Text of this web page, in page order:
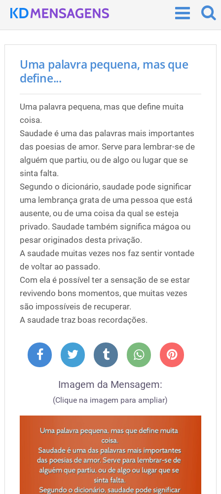
Uma palavra pequena, mas que
define...
Uma palavra pequena, mas que define muita
coisa.
Saudade é uma das palavras mais importantes
das poesias de amor. Serve para lembrar-se de
alguém que partiu, ou de algo ou lugar que se
sinta falta.
Segundo o dicionário, saudade pode significar
uma lembrança grata de uma pessoa que está
ausente, ou de uma coisa da qual se esteja
privado. Saudade também significa mágoa ou
pesar originados desta privação.
A saudade muitas vezes nos faz sentir vontade
de voltar ao passado.
Com ela é possível ter a sensação de se estar
revivendo bons momentos, que muitas vezes
são impossíveis de recuperar.
A saudade traz boas recordações.
Imagem da Mensagem:
(Clique na imagem para ampliar)